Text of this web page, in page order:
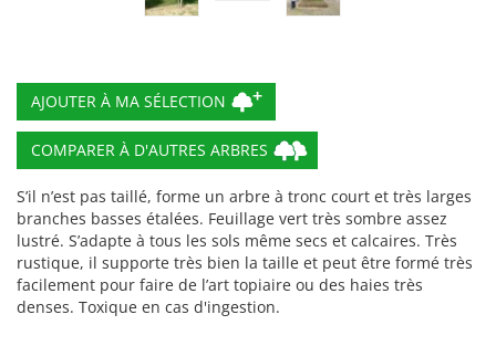
COMPARER À D'AUTRES ARBRES
S’il n’est pas taillé, forme un arbre à tronc court et très larges
branches basses étalées. Feuillage vert très sombre assez
lustré. S’adapte à tous les sols même secs et calcaires. Très
rustique, il supporte très bien la taille et peut être formé très
facilement pour faire de l’art topiaire ou des haies très
denses. Toxique en cas d'ingestion.